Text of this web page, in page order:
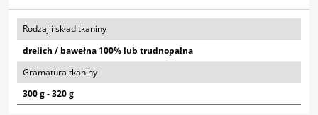
Rodzaj i skład tkaniny
drelich / bawełna 100% lub trudnopalna
Gramatura tkaniny
300 g - 320 g